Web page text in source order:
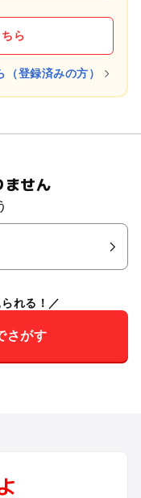
ら
（登録済みの方）
ません
れる！
さがす